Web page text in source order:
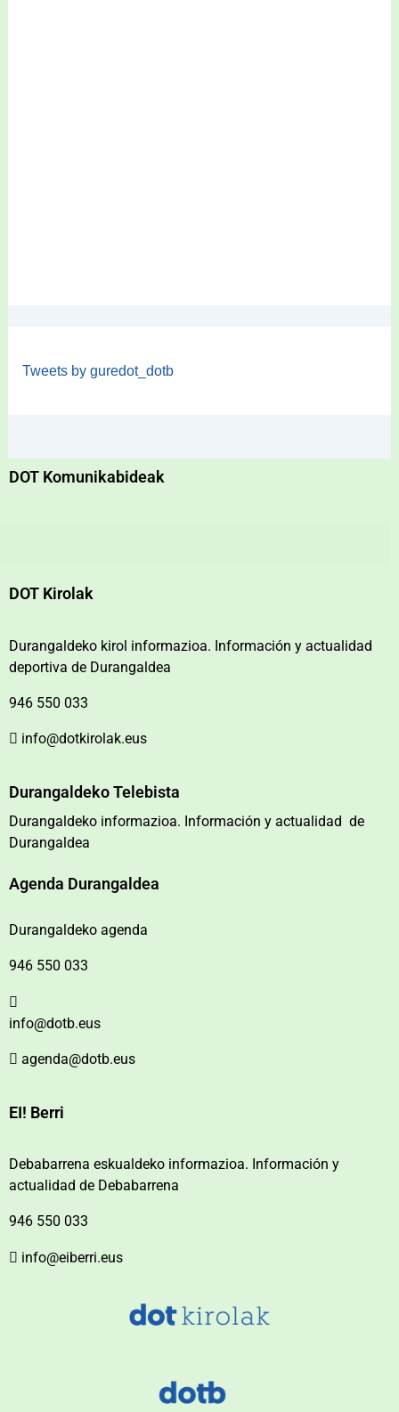
Tweets by guredot_dotb
DOT Komunikabideak
DOT Kirolak
Durangaldeko kirol informazioa. Información y actualidad
deportiva de Durangaldea
946 550 033
info@dotkirolak.eus
Durangaldeko Telebista
Durangaldeko informazioa. Información y actualidad de
Durangaldea
Agenda Durangaldea
Durangaldeko agenda
946 550 033
info@dotb.eus
agenda@dotb.eus
EI! Berri
Debabarrena eskualdeko informazioa. Información y
actualidad de Debabarrena
946 550 033
info@eiberri.eus